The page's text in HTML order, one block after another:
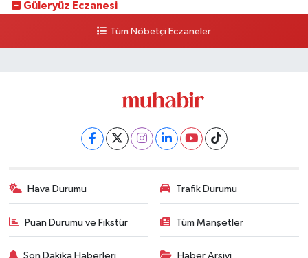
Güleryüz Eczanesi
kalaycıbahçe Meydana DoğruTüm Nöbetçi Eczaneler
Hava Durumu Trafik Durumu
Puan Durumu ve Fikstür Tüm Manşetler
Son Dakika Haberleri Haber Arşivi